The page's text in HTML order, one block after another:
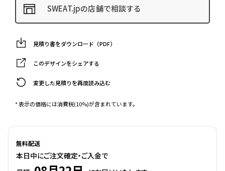
SWEAT.jpの店舗で相談する
見積り書をダウンロード（PDF）
このデザインをシェアする
変更した見積りを再度読み込む
* 表示の価格には消費税(10%)が含まれています。
無料配送
本日中にご注文確定・ご入金で